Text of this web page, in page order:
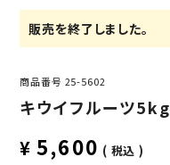
販売を終了しました。
商品番号 25-5602
キウイフルーツ5kg
¥ 5,600 税込